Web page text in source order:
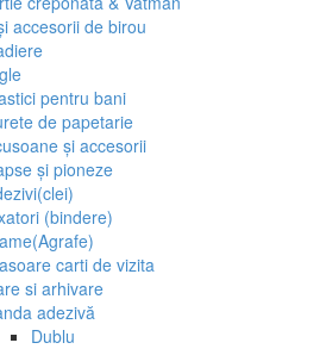
accesorii de birou
pentru bani
de papetarie
și accesorii
și pioneze
(bindere)
carti de vizita
si arhivare
adezivă
Dublu